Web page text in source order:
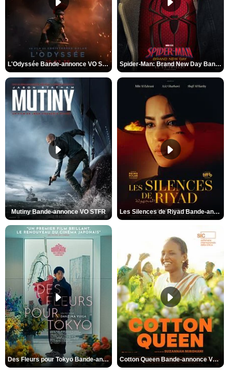
L'Odyssée Bande-annonce VO STFR Spider-Man: Brand New Day Bande-annonce VO STFR
Mutiny Bande-annonce VO STFR Les Silences de Riyad Bande-annonce VO STFR
Des Fleurs pour Tokyo Bande-annonce VO STFR Cotton Queen Bande-annonce VO STFR